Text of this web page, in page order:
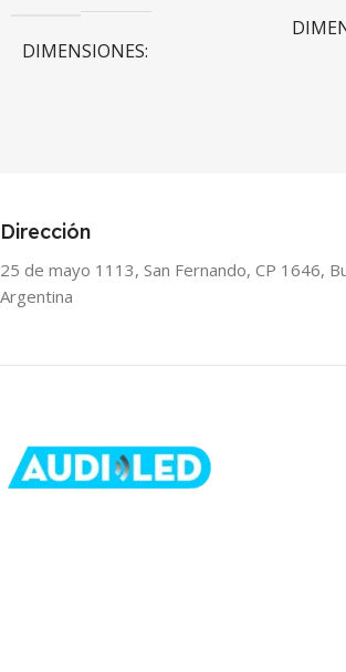
DIMENSIONES
Dirección
25 de mayo 1113, San Fernando, CP 1646,
Argentina